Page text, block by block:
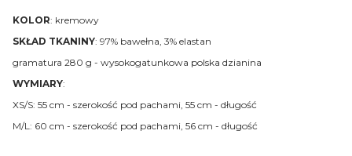
KOLOR: kremowy
SKŁAD TKANINY: 97% bawełna, 3% elastan
gramatura 280 g - wysokogatunkowa polska dzianina
WYMIARY:
XS/S: 55 cm - szerokość pod pachami, 55 cm - długość
M/L: 60 cm - szerokość pod pachami, 56 cm - długość